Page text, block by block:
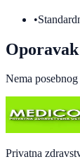
•
Oporavak
Nema
Privatna